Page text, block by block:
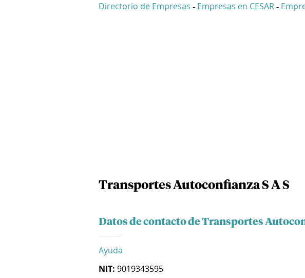
Directorio de Empresas - Empresas en CESAR -
Transportes Autoconfianza S A S
Datos de contacto de Transportes
Ayuda
NIT: 9019343595